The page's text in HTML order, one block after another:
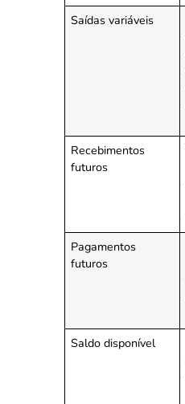
Saídas variáveis
Recebimentos
futuros
Pagamentos
futuros
Saldo disponível